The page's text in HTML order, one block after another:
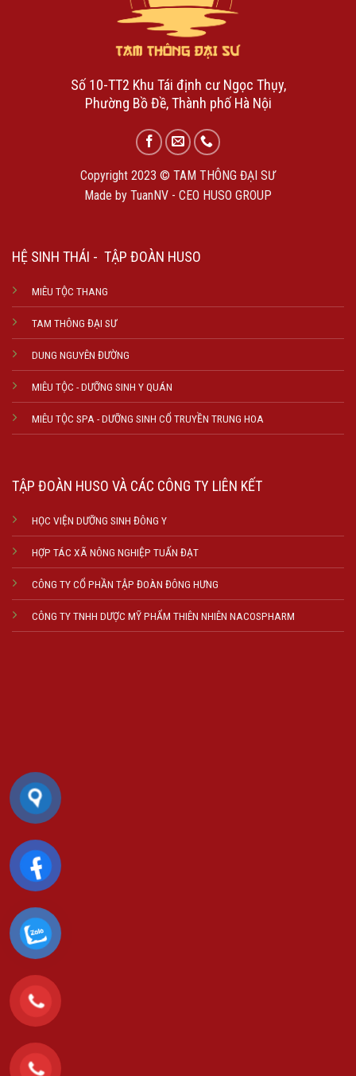
Số 10-TT2 Khu Tái định cư Ngọc Thụy,
Phường Bồ Đề, Thành phố Hà Nội
Copyright 2023 © TAM THÔNG ĐẠI SƯ
Made by TuanNV - CEO HUSO GROUP
HỆ SINH THÁI - TẬP ĐOÀN HUSO
MIÊU TỘC THANG
TAM THÔNG ĐẠI SƯ
DUNG NGUYÊN ĐƯỜNG
MIÊU TỘC - DƯỠNG SINH Y QUÁN
MIÊU TỘC SPA - DƯỠNG SINH CỔ TRUYỀN TRUNG HOA
TẬP ĐOÀN HUSO VÀ CÁC CÔNG TY LIÊN KẾT
HỌC VIỆN DƯỠNG SINH ĐÔNG Y
HỢP TÁC XÃ NÔNG NGHIỆP TUẤN ĐẠT
CÔNG TY CỔ PHẦN TẬP ĐOÀN ĐÔNG HƯNG
CÔNG TY TNHH DƯỢC MỸ PHẨM THIÊN NHIÊN NACOSPHARM